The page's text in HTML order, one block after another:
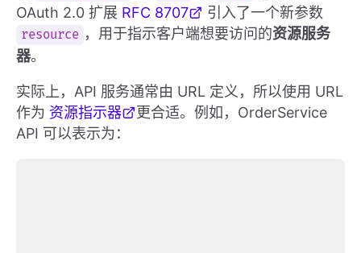
OAuth 2.0 扩展 RFC 8707 引入了一个新参数
resource ，用于指示客户端想要访问的资源服务
器。
实际上，API 服务通常由 URL 定义，所以使用 URL
作为 资源指示器
更合适。例如，OrderService
API 可以表示为：